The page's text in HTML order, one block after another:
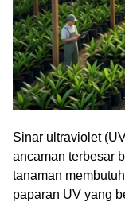
Sinar ultraviolet
ancaman terbesar
tanaman
paparan UV yang